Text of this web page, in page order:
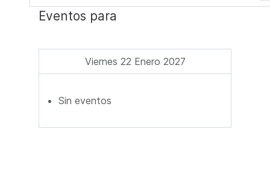
Eventos para
Viernes 22 Enero 2027
Sin eventos